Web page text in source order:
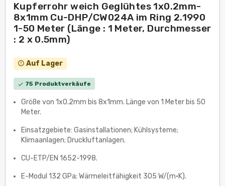
Kupferrohr weich Geglühtes 1х0.2mm-
8х1mm Cu-DHP/CW024A im Ring 2.1990
1-50 Meter (Länge : 1 Meter, Durchmesser
: 2 x 0.5mm)
error_outline Auf Lager
check 75 Produktverkäufe
Größe von 1x0.2mm bis 8х1mm. Länge von 1 Meter bis 50
Meter.
Einsatzgebiete: Gasinstallationen; Kühlsysteme;
Klimaanlagen; Druckluftanlagen.
CU-ETP/EN 1652-1998.
E-Modul 132 GPa; Wärmeleitfähigkeit 305 W/(m·K).